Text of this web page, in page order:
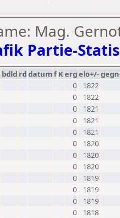
Mag.
Partie-
bdld rd datumf Kerg elo+/-
0
1822
0
1822
0
1821
0
1821
0
1821
0
1820
0
1820
0
1820
0
1819
0
1819
0
1819
0
1818